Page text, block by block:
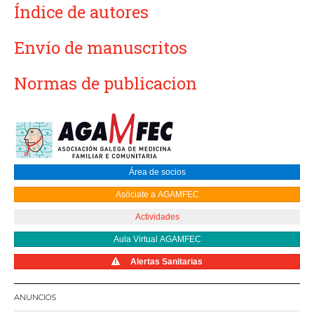
Índice de autores
Envío de manuscritos
Normas de publicacion
Área de socios
Asóciate a AGAMFEC
Actividades
Aula Virtual AGAMFEC
Alertas Sanitarias
ANUNCIOS